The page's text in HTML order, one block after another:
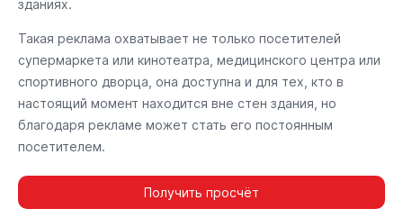
зданиях.
Такая реклама охватывает не только посетителей
супермаркета или кинотеатра, медицинского центра или
спортивного дворца, она доступна и для тех, кто в
настоящий момент находится вне стен здания, но
благодаря рекламе может стать его постоянным
посетителем.
Получить просчёт